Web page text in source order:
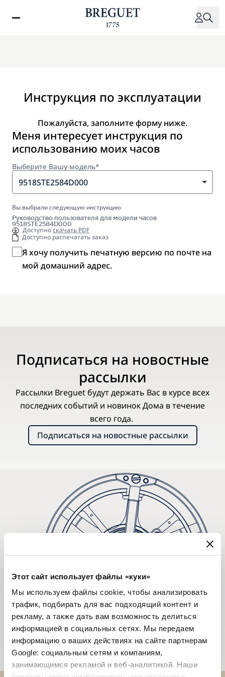
Этот сайт использует файлы «куки»
Мы используем файлы cookie, чтобы анализировать
трафик, подбирать для вас подходящий контент и
рекламу, а также дать вам возможность делиться
информацией в социальных сетях. Мы передаем
информацию о ваших действиях на сайте партнерам
Google: социальным сетям и компаниям,
занимающимся рекламой и веб-аналитикой. Наши
Инструкция по эксплуатации
Пожалуйста, заполните форму ниже.
Меня интересует инструкция по
использованию моих часов
Выберите Вашу модель*
9518STE2584D000
Вы выбрали следующую инструкцию
Руководство пользователя для модели часов
9518STE2584D000
Доступноскачать PDF
Доступно распечатать заказ
Я хочу получить печатную версию по почте на
мой домашний адрес.
Подписаться на новостные
рассылки
Рассылки Breguet будут держать Вас в курсе всех
последних событий и новинок Дома в течение
всего года.
Подписаться на новостные рассылки